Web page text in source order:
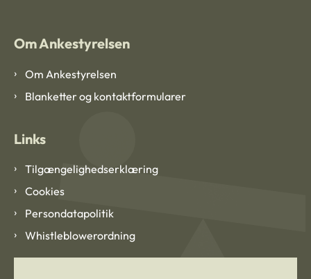
Om Ankestyrelsen
Om Ankestyrelsen
Blanketter og kontaktformularer
Links
Tilgængelighedserklæring
Cookies
Persondatapolitik
Whistleblowerordning